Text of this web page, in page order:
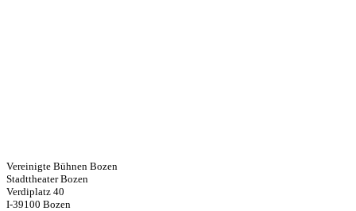
Vereinigte Bühnen Bozen
Stadttheater Bozen
Verdiplatz 40
I-39100 Bozen